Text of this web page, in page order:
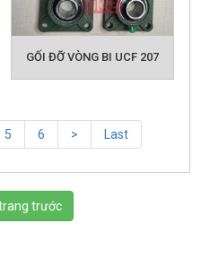
GỐI ĐỠ VÒNG BI UCF 207
5 6 > Last
trước